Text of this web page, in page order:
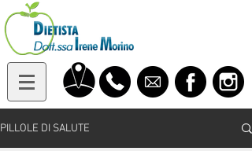
PILLOLE DI SALUTE